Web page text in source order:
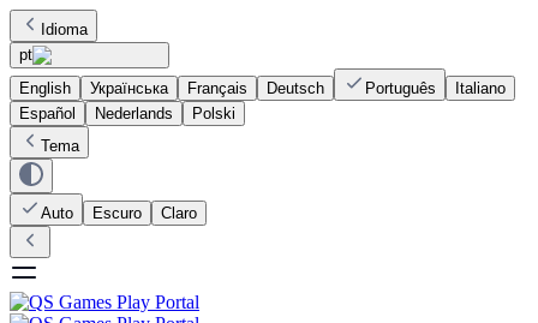
Idioma
pt
English
Українська Français Deutsch Português
Italiano
Español
Nederlands
Polski
Tema
Auto Escuro Claro